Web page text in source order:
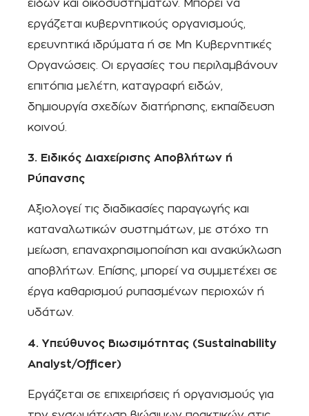
ειδών και οικοσυστημάτων. Μπορεί να
εργάζεται κυβερνητικούς οργανισμούς,
ερευνητικά ιδρύματα ή σε Μη Κυβερνητικές
Οργανώσεις. Οι εργασίες του περιλαμβάνουν
επιτόπια μελέτη, καταγραφή ειδών,
δημιουργία σχεδίων διατήρησης, εκπαίδευση
κοινού.
3. Ειδικός Διαχείρισης Αποβλήτων ή
Ρύπανσης
Αξιολογεί τις διαδικασίες παραγωγής και
καταναλωτικών συστημάτων, με στόχο τη
μείωση, επαναχρησιμοποίηση και ανακύκλωση
αποβλήτων. Επίσης, μπορεί να συμμετέχει σε
έργα καθαρισμού ρυπασμένων περιοχών ή
υδάτων.
4. Υπεύθυνος Βιωσιμότητας (Sustainability
Analyst/Officer)
Εργάζεται σε επιχειρήσεις ή οργανισμούς για